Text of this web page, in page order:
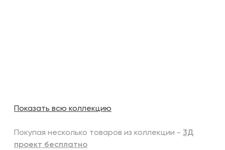
Показать всю коллекцию
Покупая несколько товаров из коллекции - 3Д
проект бесплатно